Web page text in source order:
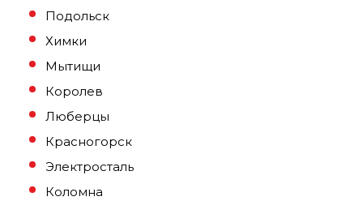
Подольск
Химки
Мытищи
Королев
Люберцы
Красногорск
Электросталь
Коломна